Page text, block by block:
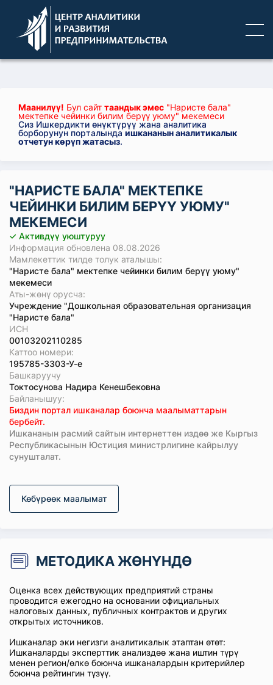
Маанилүү! Бул сайт таандык эмес "Наристе бала"
мектепке чейинки билим берүү уюму" мекемеси
Сиз Ишкердикти өнүктүрүү жана аналитика
борборунун порталындаишкананын аналитикалык
отчетун көрүп жатасыз.
"НАРИСТЕ БАЛА" МЕКТЕПКЕ
ЧЕЙИНКИ БИЛИМ БЕРҮҮ УЮМУ"
МЕКЕМЕСИ
✓ Активдүү уюштуруу
Информация обновлена 08.08.2026
Мамлекеттик тилде толук аталышы:
"Наристе бала" мектепке чейинки билим берүү уюму"
мекемеси
Аты-жөнү орусча:
Учреждение "Дошкольная образовательная организация
"Наристе бала"
ИСН
00103202110285
Каттоо номери:
195785-3303-У-е
Башкаруучу
Токтосунова Надира Кенешбековна
Байланышуу:
Биздин портал ишканалар боюнча маалыматтарын
бербейт.
Ишкананын расмий сайтын интернеттен издөө же Кыргыз
Республикасынын Юстиция министрлигине кайрылуу
сунушталат.
Көбүрөөк маалымат
МЕТОДИКА ЖӨНҮНДӨ
Оценка всех действующих предприятий страны
проводится ежегодно на основании официальных
налоговых данных, публичных контрактов и других
открытых источников.
Ишканалар эки негизги аналитикалык этаптан өтөт:
Ишканаларды эксперттик анализдөө жана иштин түрү
менен регион/өлкө боюнча ишканалардын критерийлер
боюнча рейтингин түзүү.